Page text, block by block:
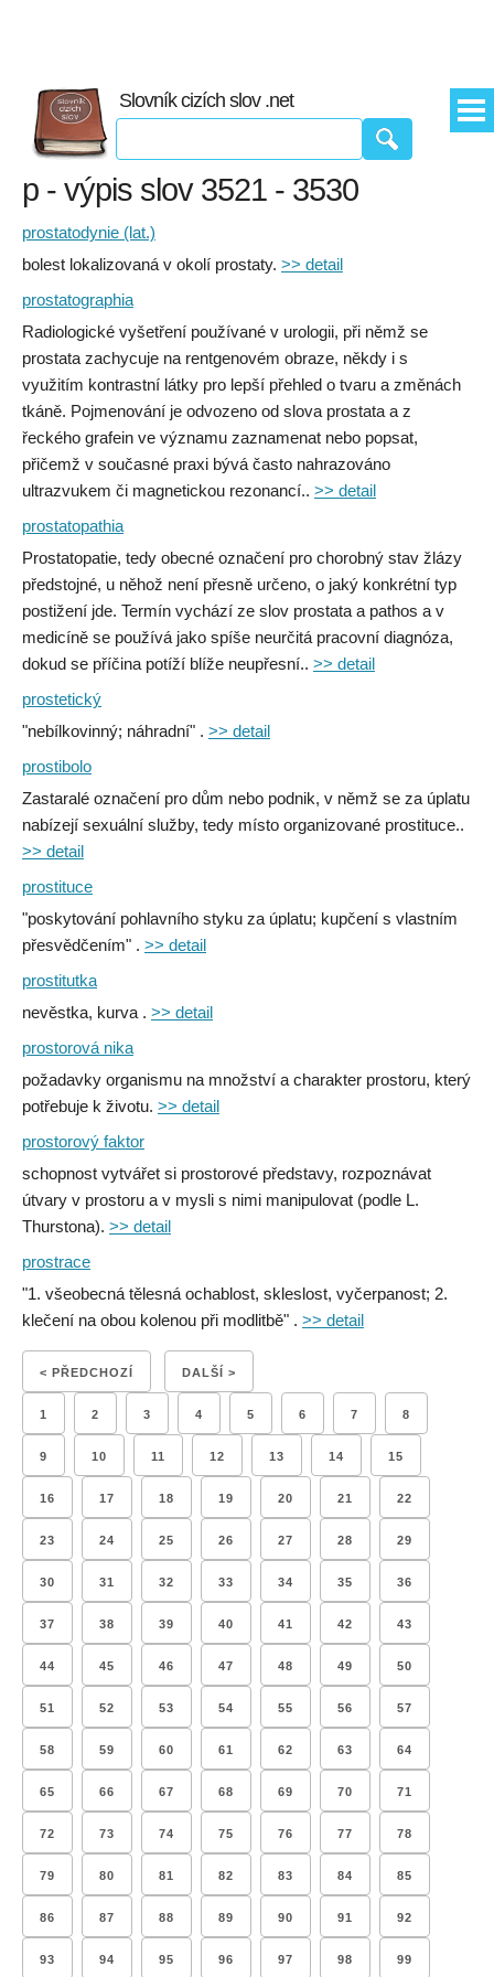
Slovník cizích slov .net
p - výpis slov 3521 - 3530
prostatodynie (lat.)
bolest lokalizovaná v okolí prostaty. >> detail
prostatographia
Radiologické vyšetření používané v urologii, při němž se
prostata zachycuje na rentgenovém obraze, někdy i s
využitím kontrastní látky pro lepší přehled o tvaru a změnách
tkáně. Pojmenování je odvozeno od slova prostata a z
řeckého grafein ve významu zaznamenat nebo popsat,
přičemž v současné praxi bývá často nahrazováno
ultrazvukem či magnetickou rezonancí.. >> detail
prostatopathia
Prostatopatie, tedy obecné označení pro chorobný stav žlázy
předstojné, u něhož není přesně určeno, o jaký konkrétní typ
postižení jde. Termín vychází ze slov prostata a pathos a v
medicíně se používá jako spíše neurčitá pracovní diagnóza,
dokud se příčina potíží blíže neupřesní.. >> detail
prostetický
"nebílkovinný; náhradní" . >> detail
prostibolo
Zastaralé označení pro dům nebo podnik, v němž se za úplatu
nabízejí sexuální služby, tedy místo organizované prostituce..
>> detail
prostituce
"poskytování pohlavního styku za úplatu; kupčení s vlastním
přesvědčením" . >> detail
prostitutka
nevěstka, kurva . >> detail
prostorová nika
požadavky organismu na množství a charakter prostoru, který
potřebuje k životu. >> detail
prostorový faktor
schopnost vytvářet si prostorové představy, rozpoznávat
útvary v prostoru a v mysli s nimi manipulovat (podle L.
Thurstona). >> detail
prostrace
"1. všeobecná tělesná ochablost, skleslost, vyčerpanost; 2.
klečení na obou kolenou při modlitbě" . >> detail
< PŘEDCHOZÍ DALŠÍ >
1 2 3 4 5 6 7 8
9 10 11 12 13 14 15
16 17 18 19 20 21 22
23 24 25 26 27 28 29
30 31 32 33 34 35 36
37 38 39 40 41 42 43
44 45 46 47 48 49 50
51 52 53 54 55 56 57
58 59 60 61 62 63 64
65 66 67 68 69 70 71
72 73 74 75 76 77 78
79 80 81 82 83 84 85
86 87 88 89 90 91 92
93 94 95 96 97 98 99